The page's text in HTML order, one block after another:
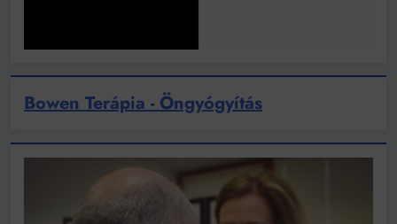
Bowen Terápia - Öngyógyítás